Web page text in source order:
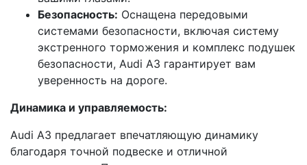
Безопасность: Оснащена передовыми
системами безопасности, включая систему
экстренного торможения и комплекс подушек
безопасности, Audi A3 гарантирует вам
уверенность на дороге.
Динамика и управляемость:
Audi A3 предлагает впечатляющую динамику
благодаря точной подвеске и отличной